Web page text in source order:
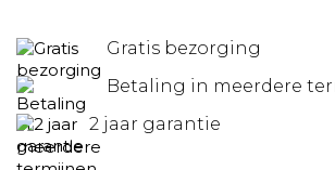
Gratis bezorging
Betaling in meerdere
2 jaar garantie